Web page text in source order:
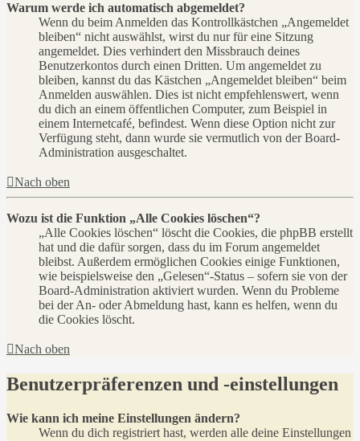
Warum werde ich automatisch abgemeldet?
Wenn du beim Anmelden das Kontrollkästchen „Angemeldet
bleiben“ nicht auswählst, wirst du nur für eine Sitzung
angemeldet. Dies verhindert den Missbrauch deines
Benutzerkontos durch einen Dritten. Um angemeldet zu
bleiben, kannst du das Kästchen „Angemeldet bleiben“ beim
Anmelden auswählen. Dies ist nicht empfehlenswert, wenn
du dich an einem öffentlichen Computer, zum Beispiel in
einem Internetcafé, befindest. Wenn diese Option nicht zur
Verfügung steht, dann wurde sie vermutlich von der Board-
Administration ausgeschaltet.
Nach oben
Wozu ist die Funktion „Alle Cookies löschen“?
„Alle Cookies löschen“ löscht die Cookies, die phpBB erstellt
hat und die dafür sorgen, dass du im Forum angemeldet
bleibst. Außerdem ermöglichen Cookies einige Funktionen,
wie beispielsweise den „Gelesen“-Status – sofern sie von der
Board-Administration aktiviert wurden. Wenn du Probleme
bei der An- oder Abmeldung hast, kann es helfen, wenn du
die Cookies löscht.
Nach oben
Benutzerpräferenzen und -einstellungen
Wie kann ich meine Einstellungen ändern?
Wenn du dich registriert hast, werden alle deine Einstellungen